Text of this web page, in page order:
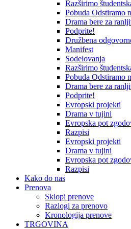
Razširimo
Pobuda Odstiramo
Drama bere za
Podprite!
Družbena
Manifest
Sodelovanja
Razširimo
Pobuda Odstiramo
Drama bere za
Podprite!
Evropski projekti
Drama v tujini
Evropska pot
Razpisi
Evropski projekti
Drama v tujini
Evropska pot
Razpisi
Kako do nas
Prenova
Sklopi prenove
Razlogi za prenovo
Kronologija prenove
TRGOVINA